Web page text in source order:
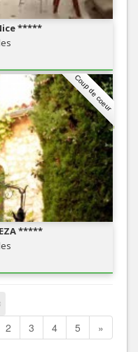
*****
Coup de coeur
EZA *****
2 3 4 5 »